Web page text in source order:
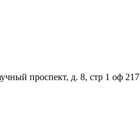
проспект, д. 8, стр 1 оф 217